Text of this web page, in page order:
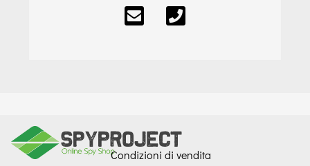
Condizioni di vendita